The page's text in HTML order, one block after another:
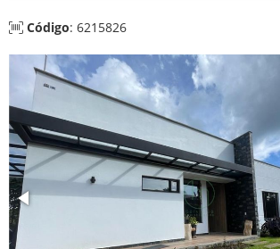
Código: 6215826